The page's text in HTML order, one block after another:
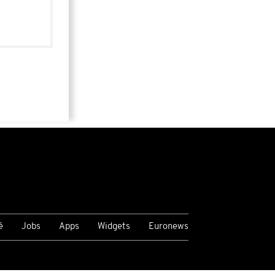
Jobs Apps Widgets Euronews